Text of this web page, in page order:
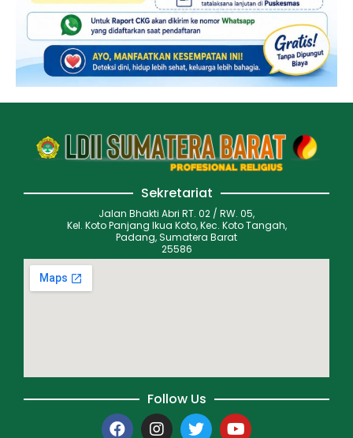
Sekretariat
Jalan Bhakti Abri RT. 02 / RW. 05,
Kel. Koto Panjang Ikua Koto, Kec. Koto Tangah,
Padang, Sumatera Barat
25586
Follow Us